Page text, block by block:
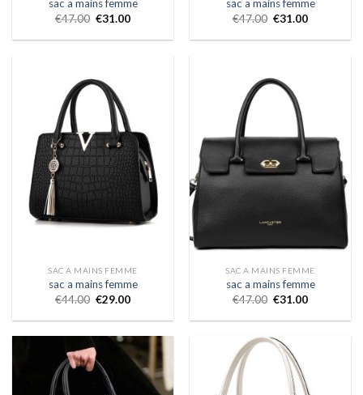
sac a mains femme
€47.00 €31.00
sac a mains femme
€47.00 €31.00
SAC A MAINS FEMME
sac a mains femme
€44.00 €29.00
SAC A MAINS FEMME
sac a mains femme
€47.00 €31.00